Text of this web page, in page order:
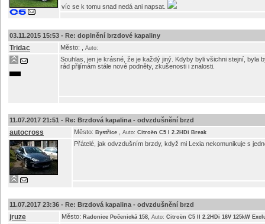
víc se k tomu snad nedá ani napsat.
03.11.2015 15:53 - Re: doplnění brzdové kapaliny
Tridac Město: Auto:
Souhlas, jen je krásné, že je každý jiný. Kdyby byli všichni stejní, byla
rád přijímám stále nové podněty, zkušenosti i znalosti.
11.07.2017 21:51 - Re: Brzdová kapalina - odvzdušnění brzd
autocross Město: Bystřice Auto: Citroën C5 I 2.2HDi Break
Přátelé, jak odvzdušním brzdy, když mi Lexia nekomunikuje s
11.07.2017 23:36 - Re: Brzdová kapalina - odvzdušnění brzd
jruze Město: Radonice Počenická 158 Auto: Citroën C5 II 2.2HDi 16V 125kW